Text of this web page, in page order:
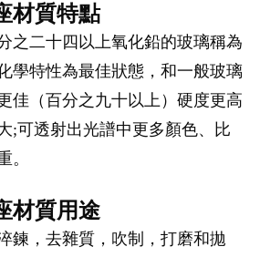
材質特點
之二十四以上氧化鉛的玻璃稱為
學特性為最佳狀態，和一般玻璃
佳（百分之九十以上）硬度更高
;可透射出光譜中更多顏色、比
。
材質用途
鍊，去雜質，吹制，打磨和拋